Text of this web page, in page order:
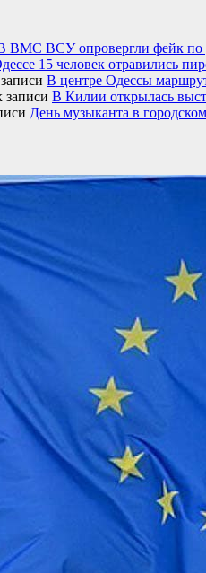
ВМС ВСУ опровергли фейк по
15 человек отравились
В центре Одессы
записи В Килии открылась
День музыканта в